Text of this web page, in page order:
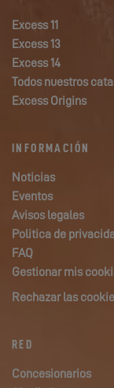
Excess 11
Excess 13
Excess 14
Todos nuestros
Excess Origins
INFORMACIÓN
Noticias
Eventos
Avisos legales
Politica de
FAQ
Gestionar mis
Rechazar las
RED
Concesionarios